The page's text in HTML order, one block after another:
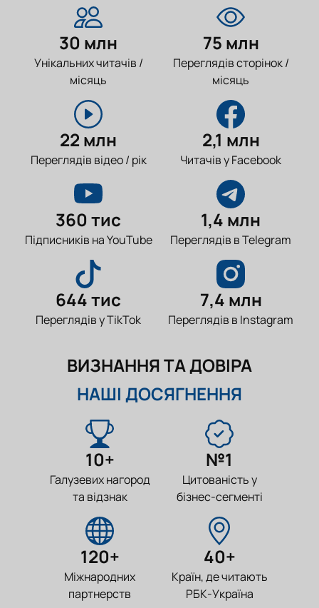
30 млн
Унікальних читачів /
місяць
75 млн
Переглядів сторінок /
місяць
22 млн
Переглядів відео / рік
2,1 млн
Читачів у Facebook
360 тис
Підписників на YouTube
1,4 млн
Переглядів в Telegram
644 тис
Переглядів у TikTok
7,4 млн
Переглядів в Instagram
ВИЗНАННЯ ТА ДОВІРА
НАШІ ДОСЯГНЕННЯ
10+
Галузевих нагород
та відзнак
№1
Цитованість у
бізнес-сегменті
120+
Міжнародних
партнерств
40+
Країн, де читають
РБК-Україна